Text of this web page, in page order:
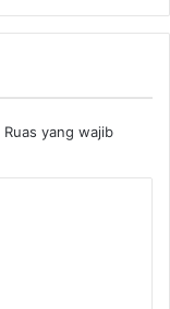
Ruas yang wajib